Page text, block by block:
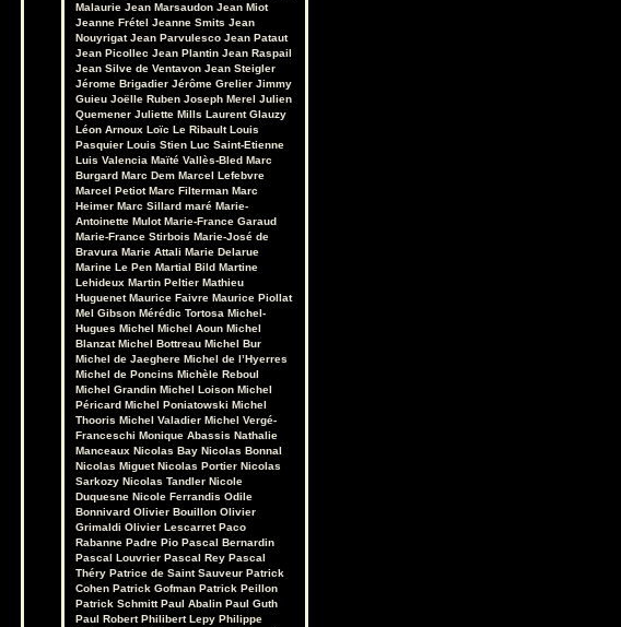
Malaurie Jean Marsaudon Jean Miot
Jeanne Frétel Jeanne Smits Jean
Nouyrigat Jean Parvulesco Jean Pataut
Jean Picollec Jean Plantin Jean Raspail
Jean Silve de Ventavon Jean Steigler
Jérome Brigadier Jérôme Grelier Jimmy
Guieu Joëlle Ruben Joseph Merel Julien
Quemener Juliette Mills Laurent Glauzy
Léon Arnoux Loïc Le Ribault Louis
Pasquier Louis Stien Luc Saint-Etienne
Luis Valencia Maïté Vallès-Bled Marc
Burgard Marc Dem Marcel Lefebvre
Marcel Petiot Marc Filterman Marc
Heimer Marc Sillard maré Marie-
Antoinette Mulot Marie-France Garaud
Marie-France Stirbois Marie-José de
Bravura Marie Attali Marie Delarue
Marine Le Pen Martial Bild Martine
Lehideux Martin Peltier Mathieu
Huguenet Maurice Faivre Maurice Piollat
Mel Gibson Mérédic Tortosa Michel-
Hugues Michel Michel Aoun Michel
Blanzat Michel Bottreau Michel Bur
Michel de Jaeghere Michel de l’Hyerres
Michel de Poncins Michèle Reboul
Michel Grandin Michel Loison Michel
Péricard Michel Poniatowski Michel
Thooris Michel Valadier Michel Vergé-
Franceschi Monique Abassis Nathalie
Manceaux Nicolas Bay Nicolas Bonnal
Nicolas Miguet Nicolas Portier Nicolas
Sarkozy Nicolas Tandler Nicole
Duquesne Nicole Ferrandis Odile
Bonnivard Olivier Bouillon Olivier
Grimaldi Olivier Lescarret Paco
Rabanne Padre Pio Pascal Bernardin
Pascal Louvrier Pascal Rey Pascal
Théry Patrice de Saint Sauveur Patrick
Cohen Patrick Gofman Patrick Peillon
Patrick Schmitt Paul Abalin Paul Guth
Paul Robert Philibert Lepy Philippe